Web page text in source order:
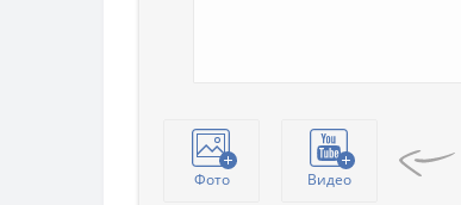
Фото Видео